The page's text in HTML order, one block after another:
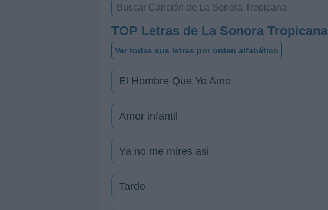
TOP Letras de La Sonora Tropicana
Ver todas sus letras por orden alfabético
El Hombre Que Yo Amo
Amor infantil
Ya no me mires asi
Tarde